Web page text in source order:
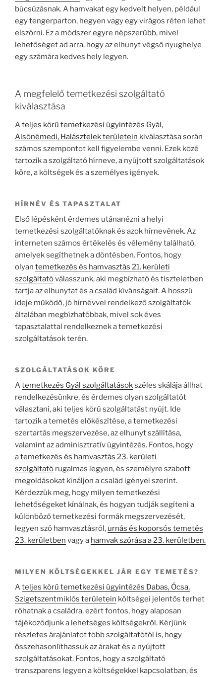
búcsúzásnak. A hamvakat egy kedvelt helyen, például
egy tengerparton, hegyen vagy egy virágos réten lehet
elszórni. Ez a módszer egyre népszerűbb, mivel
lehetőséget ad arra, hogy az elhunyt végső nyughelye
egy számára kedves hely legyen.
A megfelelő temetkezési szolgáltató
kiválasztása
Ateljes körű temetkezési ügyintézés Gyál,
Alsónémedi, Halásztelek területein kiválasztása során
számos szempontot kell figyelembe venni. Ezek közé
tartozik a szolgáltató hírneve, a nyújtott szolgáltatások
köre, a költségek és a személyes igények.
HÍRNÉV ÉS TAPASZTALAT
Első lépésként érdemes utánanézni a helyi
temetkezési szolgáltatóknak és azok hírnevének. Az
interneten számos értékelés és vélemény található,
amelyek segíthetnek a döntésben. Fontos, hogy
olyan temetkezés és hamvasztás 21. kerületi
szolgáltatóválasszunk, aki megbízható és tiszteletben
tartja az elhunytat és a család kívánságait. A hosszú
ideje működő, jó hírnévvel rendelkező szolgáltatók
általában megbízhatóbbak, mivel sok éves
tapasztalattal rendelkeznek a temetkezési
szolgáltatások terén.
SZOLGÁLTATÁSOK KÖRE
Atemetkezés Gyál szolgáltatásokszéles skálája állhat
rendelkezésünkre, és érdemes olyan szolgáltatót
választani, aki teljes körű szolgáltatást nyújt. Ide
tartozik a temetés előkészítése, a temetkezési
szertartás megszervezése, az elhunyt szállítása,
valamint az adminisztratív ügyintézés. Fontos, hogy
atemetkezés és hamvasztás 23. kerületi
szolgáltató rugalmas legyen, és személyre szabott
megoldásokat kínáljon a család igényei szerint.
Kérdezzük meg, hogy milyen temetkezési
lehetőségeket kínálnak, és hogyan tudják segíteni a
különböző temetkezési formák megszervezését,
legyen szó hamvasztásról, urnás és koporsós temetés
23. kerületben vagy a hamvak szórása a 23. kerületben.
MILYEN KÖLTSÉGEKKEL JÁR EGY TEMETÉS?
A teljes körű temetkezési ügyintézés Dabas, Ócsa,
Szigetszentmiklós területein költségei jelentős terhet
róhatnak a családra, ezért fontos, hogy alaposan
tájékozódjunk a lehetséges költségekről. Kérjünk
részletes árajánlatot több szolgáltatótól is, hogy
összehasonlíthassuk az árakat és a nyújtott
szolgáltatásokat. Fontos, hogy a szolgáltató
transzparens legyen a költségekkel kapcsolatban, és